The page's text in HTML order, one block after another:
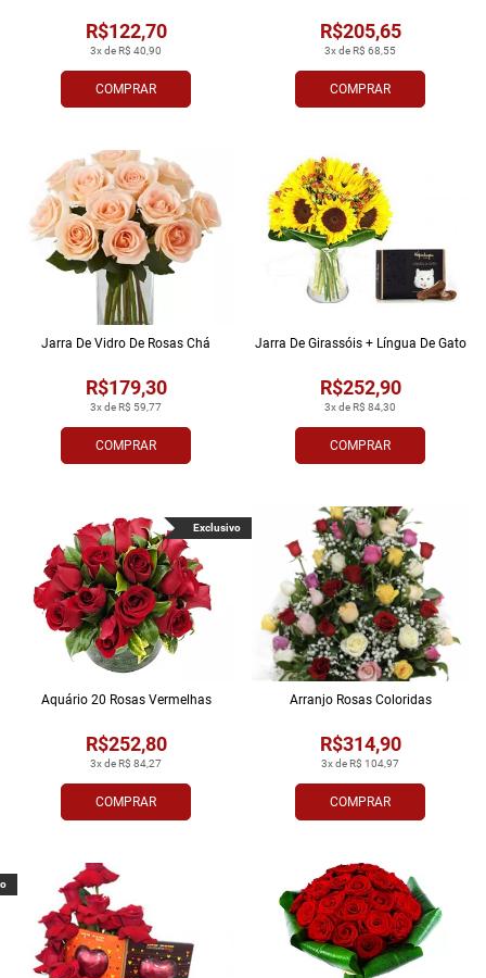
COMPRAR
3x de R$ 40,90
R$122,70
COMPRAR
3x de R$ 68,55
R$205,65
COMPRAR
3x de R$ 59,77
R$179,30
Jarra De Vidro De Rosas Chá
COMPRAR
3x de R$ 84,30
R$252,90
Jarra De Girassóis + Língua De Gato
COMPRAR
3x de R$ 84,27
R$252,80
Aquário 20 Rosas Vermelhas
Exclusivo
COMPRAR
3x de R$ 104,97
R$314,90
Arranjo Rosas Coloridas